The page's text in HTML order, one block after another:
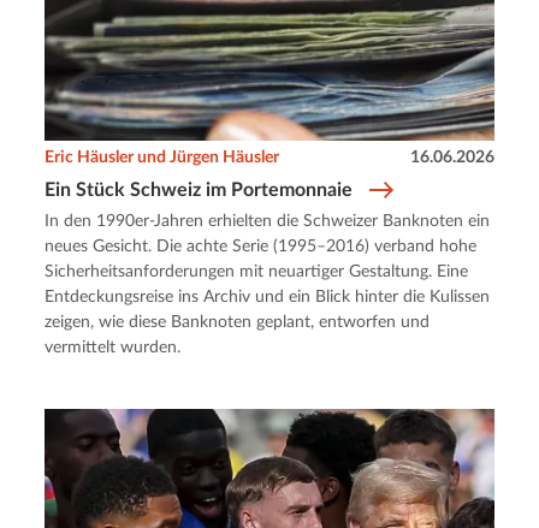
Ein Stück Schweiz im Portemonnaie
Eric Häusler und Jürgen Häusler 16.06.2026
In den 1990er-Jahren erhielten die Schweizer Banknoten ein
neues Gesicht. Die achte Serie (1995–2016) verband hohe
Sicherheitsanforderungen mit neuartiger Gestaltung. Eine
Entdeckungsreise ins Archiv und ein Blick hinter die Kulissen
zeigen, wie diese Banknoten geplant, entworfen und
vermittelt wurden.